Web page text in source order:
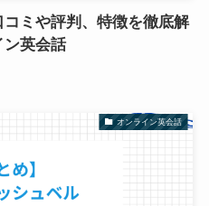
コミや評判、特徴を徹底解
ン英会話
オンライン英会話